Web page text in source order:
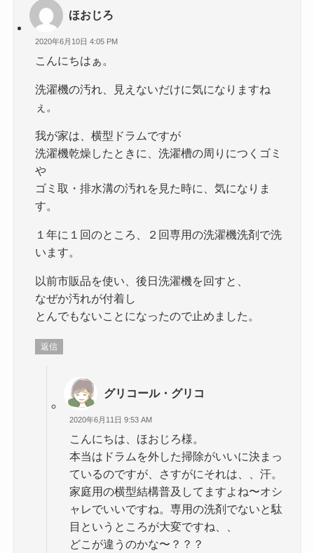
ほおじろ
2020年6月10日 4:05 PM
こんにちはぁ。
洗濯機の汚れ、見えないだけに気になりますね
ぇ。
我が家は、横型ドラムですが
洗濯機乾燥したときに、洗濯槽の周りにつくゴミ
や
ゴミ取・排水溝の汚れを見た時に、気になりま
す。
１年に１回のところ、２回専用の洗濯機洗剤で洗
います。
以前市販品を使い、後日洗濯機を回すと、
なぜか汚れが付着し
とんでもないことになったので止めました。
返信
グリコール・グリコ
2020年6月11日 9:53 AM
こんにちは、ほおじろ様。
本当はドラムを外した掃除がいいに決まっ
ているのですが、さすがにそれは、、汗。
家庭用の横型結構普及してますよね〜オシ
ャレでいいですね。専用の洗剤でないと駄
目というところが大変ですね、、
どこが違うのかな〜？？？